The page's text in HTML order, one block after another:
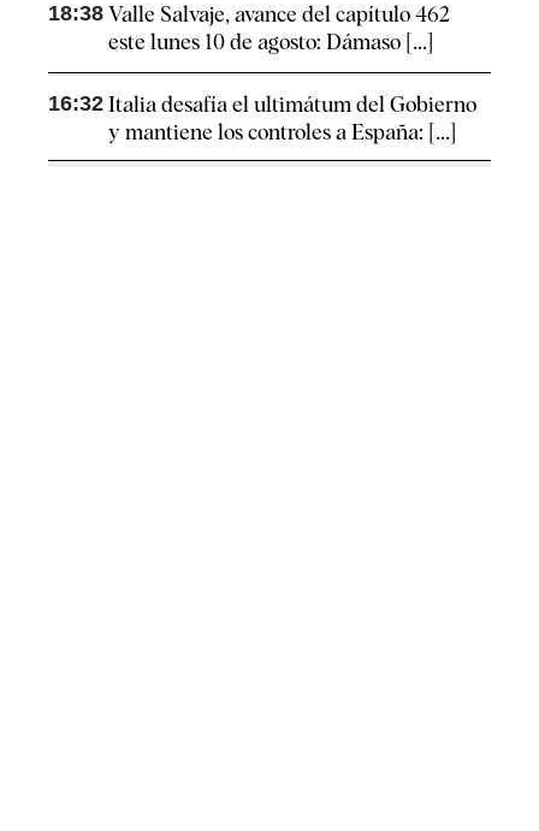
18:38 Valle Salvaje, avance del capítulo 462
este lunes 10 de agosto: Dámaso [...]
16:32 Italia desafía el ultimátum del Gobierno
y mantiene los controles a España: [...]